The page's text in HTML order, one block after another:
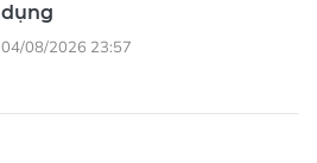
dụng
04/08/2026 23:57